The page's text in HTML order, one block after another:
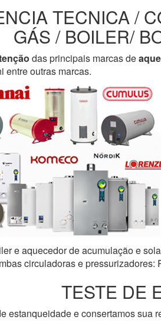
TECNICA /
GÁS / BOILER/
das principais marcas de
entre outras marcas.
e aquecedor de acumulação e
circuladoras e
TESTE DE
estanqueidade e consertamos sua